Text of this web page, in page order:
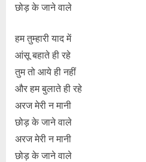
छोड़ के जाने वाले
हम तुम्हारी याद में
आंसू बहाते ही रहे
तुम तो आये ही नहीं
और हम बुलाते ही रहे
अरज मेरी न मानी
छोड़ के जाने वाले
अरज मेरी न मानी
छोड़ के जाने वाले